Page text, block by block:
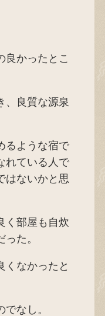
かったとこ
、良質な源泉
るような宿で
れている人で
はないかと思
く部屋も自炊
た。
なかったと
なし。